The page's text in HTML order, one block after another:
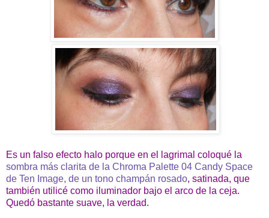
Es un falso efecto halo porque en el lagrimal coloqué la
sombra más clarita de la Chroma Palette 04 Candy Space
de Ten Image, de un tono champán rosado, satinada, que
también utilicé como iluminador bajo el arco de la ceja.
Quedó bastante suave, la verdad.